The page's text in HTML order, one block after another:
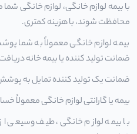
با بیمه لوازم خانگی، لوازم خانگی
محافظت شوند، با هزینه کمتری.
بیمه لوازم خانگی معمولاً به شما
ضمانت تولید کننده یا بیمه خانه
ضمانت یک تولید کننده تمایل به
بیمه یاگارانتی لوازم خانگیمعمولاً
با بیمه لوازم خانگی، طیف وسیعی